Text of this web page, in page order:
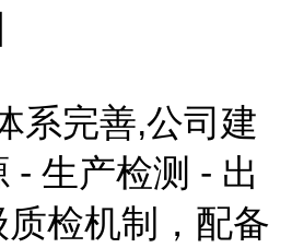
系完善,公司建
- 生产检测 - 出
质检机制，配备